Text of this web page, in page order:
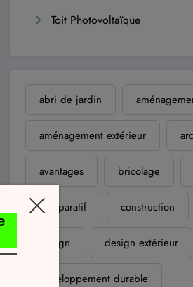
Toit Photovoltaïque
abri de jardin
aménagement extérieur
avantages bricolage
comparatif construction
design design extérieur
développement durable